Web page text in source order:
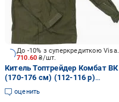
710.60₴/шт.
До -10% з суперкредиткою Visa Вигода
Китель Топтрейдер Комбат ВК
(170-176 см) (112-116 р)
темная-олива р.XL
оценить